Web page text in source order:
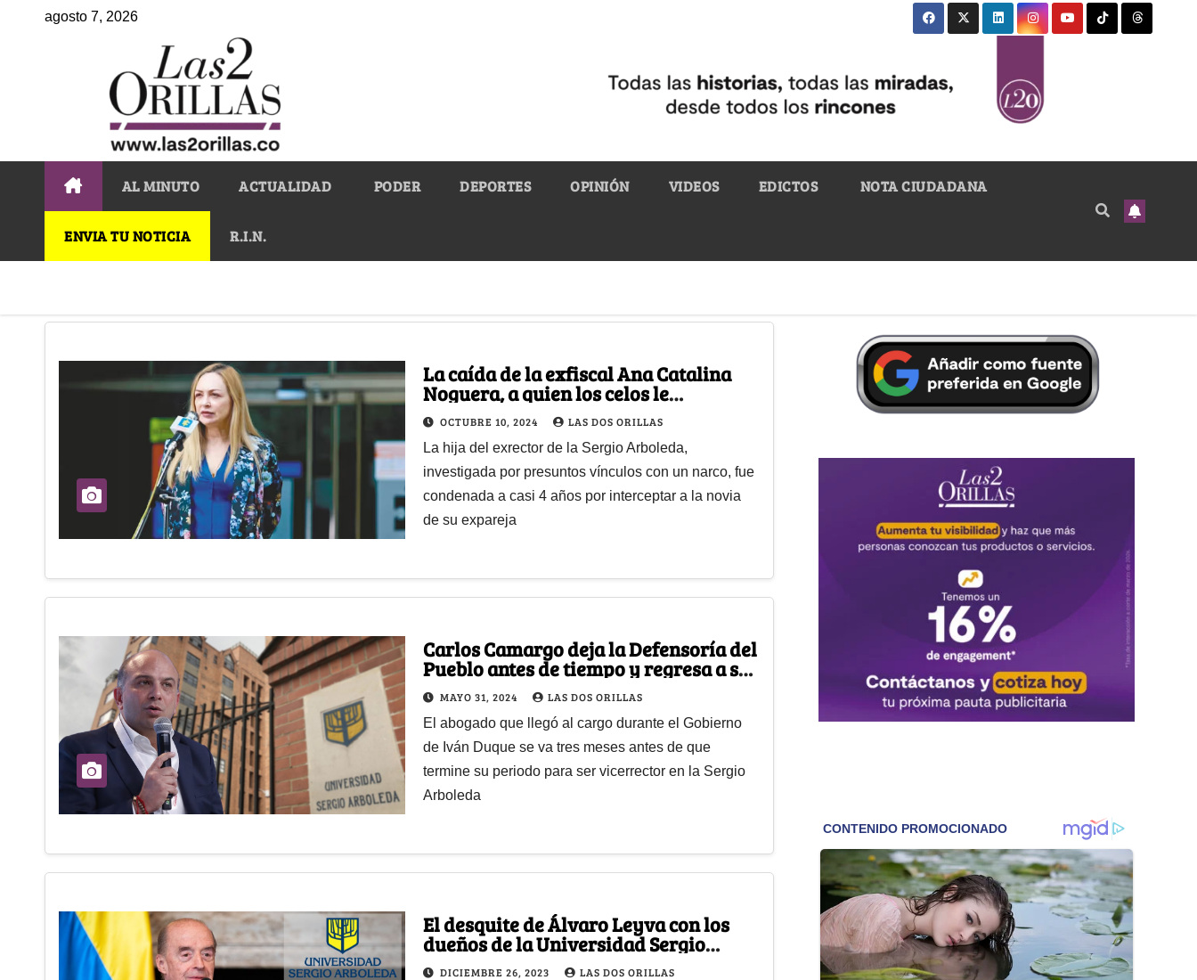
agosto 7, 2026
AL MINUTO ACTUALIDAD PODER DEPORTES OPINIÓN VIDEOS EDICTOS NOTA CIUDADANA
ENVIA TU NOTICIA R.I.N.
La caída de la exfiscal Ana Catalina
Noguera, a quien los celos le
terminaron saliendo caros
OCTUBRE 10, 2024 LAS DOS ORILLAS
La hija del exrector de la Sergio Arboleda,
investigada por presuntos vínculos con un narco, fue
condenada a casi 4 años por interceptar a la novia
de su expareja
Carlos Camargo deja la Defensoría del
Pueblo antes de tiempo y regresa a su
alma mater
MAYO 31, 2024 LAS DOS ORILLAS
El abogado que llegó al cargo durante el Gobierno
de Iván Duque se va tres meses antes de que
termine su periodo para ser vicerrector en la Sergio
Arboleda
El desquite de Álvaro Leyva con los
dueños de la Universidad Sergio
Arboleda
DICIEMBRE 26, 2023 LAS DOS ORILLAS